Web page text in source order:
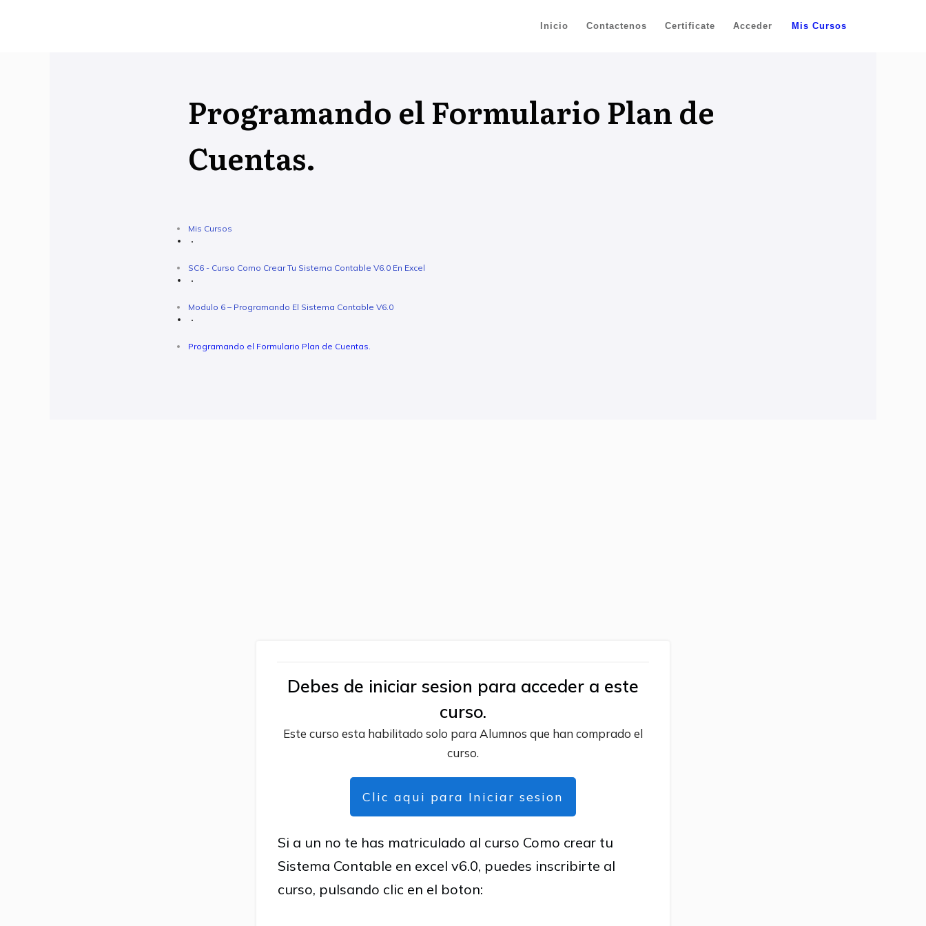
Inicio Contactenos Certificate Acceder Mis Cursos
Programando el Formulario Plan de
Cuentas.
Mis Cursos
SC6 - Curso Como Crear Tu Sistema Contable V6.0 En Excel
Modulo 6 – Programando El Sistema Contable V6.0
Programando el Formulario Plan de Cuentas.
Debes de iniciar sesion para acceder a este
curso.
Este curso esta habilitado solo para Alumnos que han comprado el
curso.
Clic aqui para Iniciar sesion
Si a un no te has matriculado al curso Como crear tu
Sistema Contable en excel v6.0, puedes inscribirte al
curso, pulsando clic en el boton: